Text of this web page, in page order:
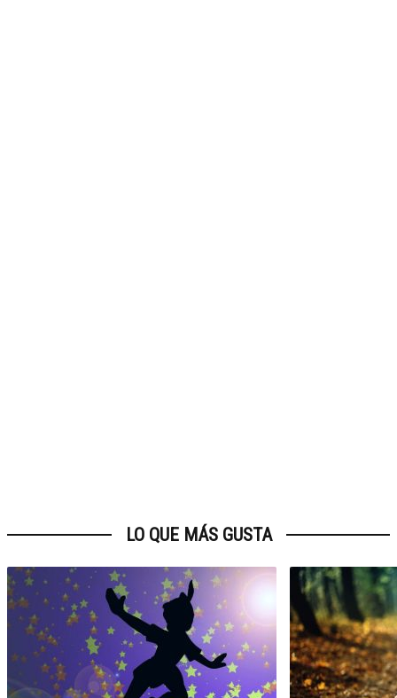
LO QUE MÁS GUSTA